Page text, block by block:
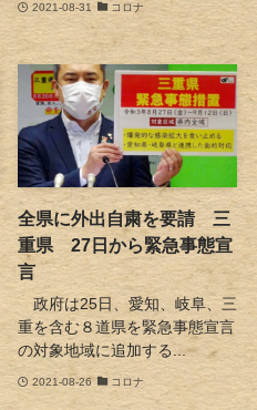
2021-08-31 コロナ
全県に外出自粛を要請 三
重県 27日から緊急事態宣
言
政府は25日、愛知、岐阜、三
重を含む８道県を緊急事態宣言
の対象地域に追加する...
2021-08-26 コロナ